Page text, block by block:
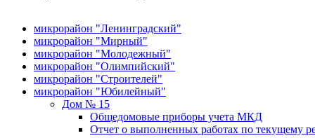
микрорайон "Ленинградский"
микрорайон "Мирный"
микрорайон "Молодежный"
микрорайон "Олимпийский"
микрорайон "Строителей"
микрорайон "Юбилейный"
Дом № 15
Общедомовые приборы учета МКД
Отчет о выполненных работах по текущему